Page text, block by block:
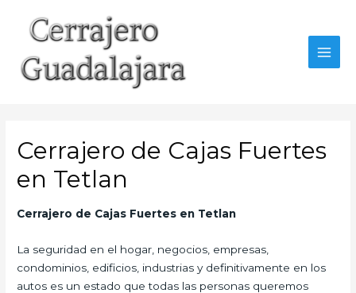
contenido
Cerrajero de Cajas Fuertes
en Tetlan
Cerrajero de Cajas Fuertes en Tetlan
La seguridad en el hogar, negocios, empresas,
condominios, edificios, industrias y definitivamente en los
autos es un estado que todas las personas queremos